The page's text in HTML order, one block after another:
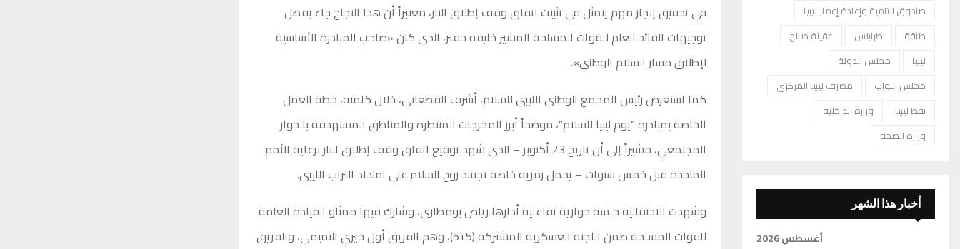
في تحقيق إنجاز مهم يتمثل في تثبيت اتفاق وقف إطلاق النار، معتبراً أن هذا النجاح جاء بفضل
توجيهات القائد العام للقوات المسلحة المشير خليفة حفتر، الذي كان «صاحب المبادرة الأساسية
لإطلاق مسار السلام الوطني».
كما استعرض رئيس المجمع الوطني الليبي للسلام، أشرف القطعاني، خلال كلمته، خطة العمل
الخاصة بمبادرة “يوم ليبيا للسلام”، موضحاً أبرز المخرجات المنتظرة والمناطق المستهدفة بالحوار
المجتمعي، مشيراً إلى أن تاريخ 23 أكتوبر – الذي شهد توقيع اتفاق وقف إطلاق النار برعاية الأمم
المتحدة قبل خمس سنوات – يحمل رمزية خاصة تجسد روح السلام على امتداد التراب الليبي.
وشهدت الاحتفالية جلسة حوارية تفاعلية أدارها رياض بومطاري، وشارك فيها ممثلو القيادة العامة
للقوات المسلحة ضمن اللجنة العسكرية المشتركة (5+5)، وهم الفريق أول خيري التميمي، والفريق
صندوق التنمية وإعادة إعمار ليبيا
طاقة
طرابلس
عقيلة صالح
ليبيا
مجلس الدولة
مجلس النواب
مصرف ليبيا المركزي
نفط ليبيا
وزارة الداخلية
وزارة الصحة
أخبار هذا الشهر
أغسطس 2026